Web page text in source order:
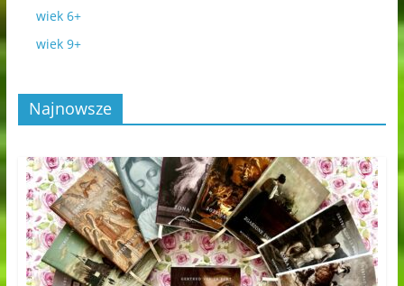
wiek 6+
wiek 9+
Najnowsze